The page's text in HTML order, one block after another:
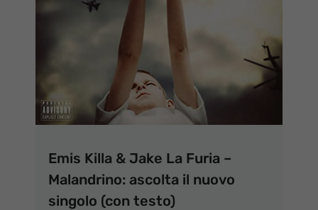
Emis Killa & Jake La Furia –
Malandrino: ascolta il nuovo
singolo (con testo)